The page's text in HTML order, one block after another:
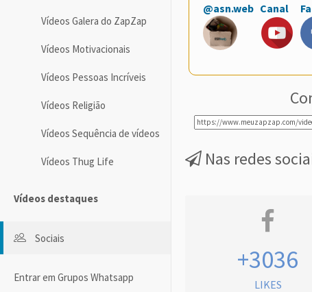
Vídeos Galera do ZapZap
Vídeos Motivacionais
Vídeos Pessoas Incríveis
Vídeos Religião
Vídeos Sequência de vídeos
Vídeos Thug Life
Vídeos destaques
Sociais
Entrar em Grupos Whatsapp
@asn.web Canal
Nas redes
+3036
LIKES